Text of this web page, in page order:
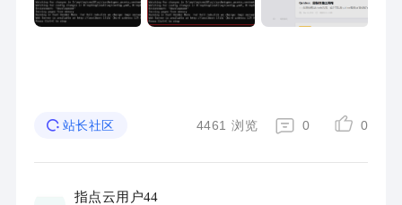
站长社区 4461 浏览 0 0
指点云用户44